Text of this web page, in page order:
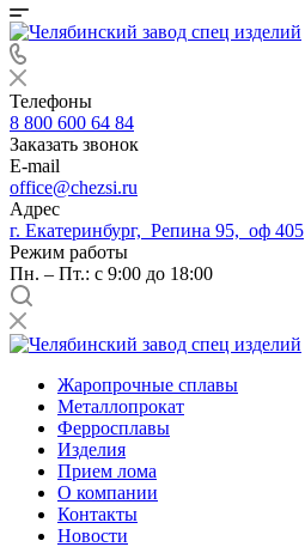
Телефоны
8 800 600 64 84
Заказать звонок
E-mail
office@chezsi.ru
Адрес
г. Екатеринбург, Репина 95, оф 405
Режим работы
Пн. – Пт.: с 9:00 до 18:00
Жаропрочные сплавы
Металлопрокат
Ферросплавы
Изделия
Прием лома
О компании
Контакты
Новости